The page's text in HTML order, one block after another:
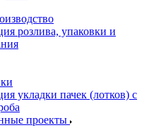
розлива, упаковки и
укладки пачек (лотков) с
проекты